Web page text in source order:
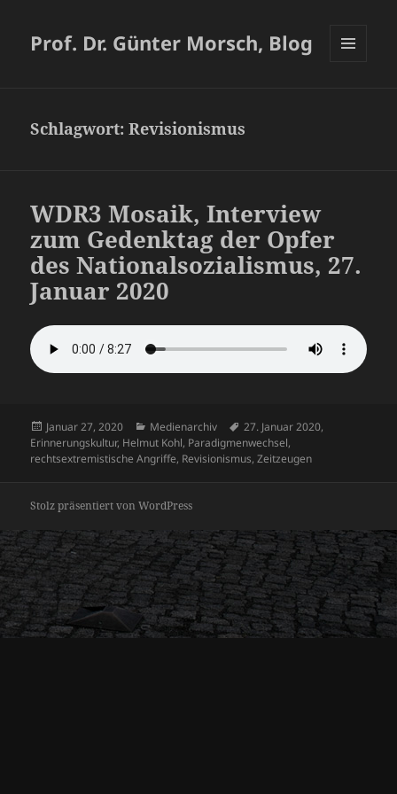
Prof. Dr. Günter Morsch, Blog
Schlagwort:Revisionismus
WDR3 Mosaik, Interview
zum Gedenktag der Opfer
des Nationalsozialismus, 27.
Januar 2020
Veröffentlicht
am
Januar 27, 2020 Kategorien
Medienarchiv Schlagwörter
27. Januar 2020,
Erinnerungskultur, Helmut Kohl, Paradigmenwechsel,
rechtsextremistische Angriffe, Revisionismus,Zeitzeugen
Stolz präsentiert von WordPress